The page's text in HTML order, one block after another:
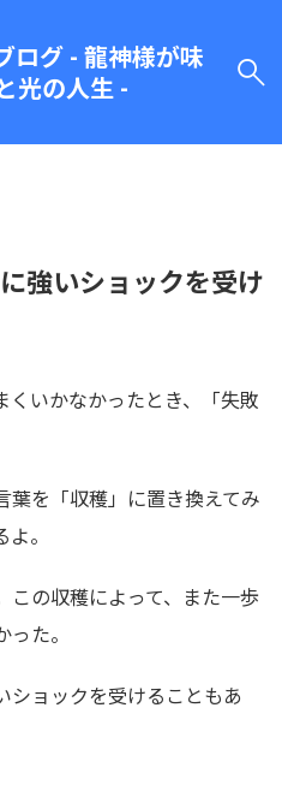
ログ - 龍神様が味
光の人生 -
強いショックを受け
くいかなかったとき、「失敗
葉を「収穫」に置き換えてみ
。
この収穫によって、また一歩
た。
ショックを受けることもあ